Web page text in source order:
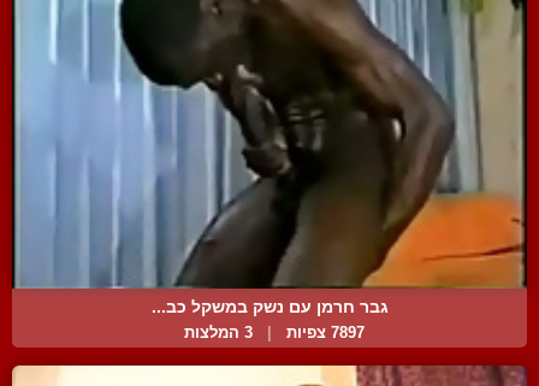
גבר חרמן עם נשק במשקל כב...
7897 צפיות 3 המלצות